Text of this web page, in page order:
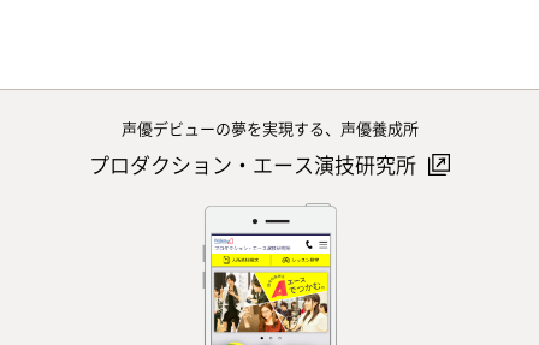
声優デビューの夢を実現する、声優養成所
プロダクション・エース演技研究所